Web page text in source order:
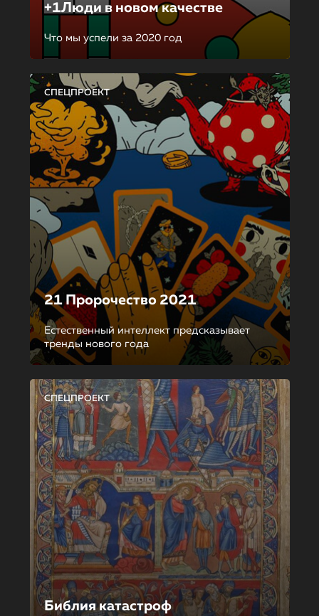
+1Люди в новом качестве
Что мы успели за 2020 год
СПЕЦПРОЕКТ
21 Пророчество 2021
Естественный интеллект предсказывает
тренды нового года
СПЕЦПРОЕКТ
Библия катастроф